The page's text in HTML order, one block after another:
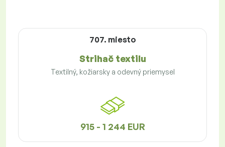
707. miesto
Strihač textilu
Textilný, kožiarsky a odevný priemysel
915 - 1 244 EUR